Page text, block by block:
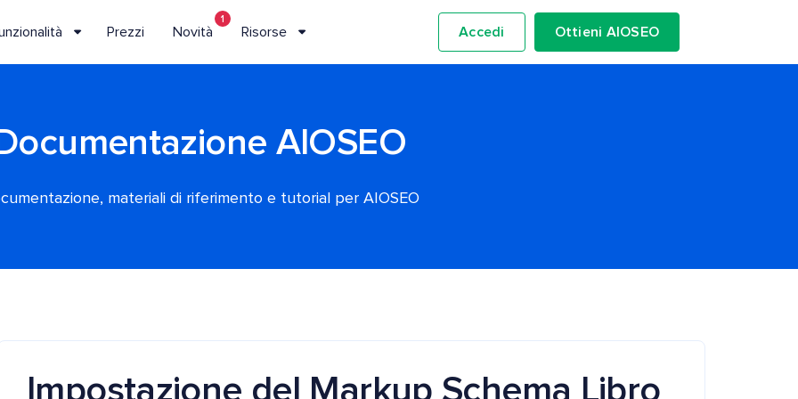
Prezzi Novità
1
Risorse Accedi Ottieni AIOSEO
Documentazione AIOSEO
materiali di riferimento e tutorial per AIOSEO
Impostazione del Markup Schema Libro